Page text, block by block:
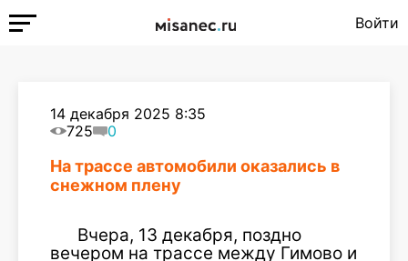
Войти
14 декабря 2025 8:35
725
0
На трассе автомобили оказались в
снежном плену
Вчера, 13 декабря, поздно
вечером на трассе между Гимово и